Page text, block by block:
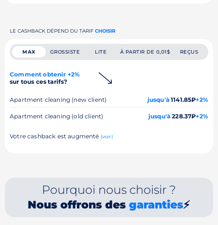
LE CASHBACK DÉPEND DU TARIF CHOISIR
MAX GROSSISTE LITE À PARTIR DE 0,01$ REÇUS
Comment obtenir +2%
sur tous ces tarifs?
Apartment cleaning (new client) jusqu'à1141.85₽+2%
Apartment cleaning (old client) jusqu'à 228.37₽+2%
Votre cashback est augmenté (voir)
Pourquoi nous choisir ?
Nous offrons desgaranties⚡